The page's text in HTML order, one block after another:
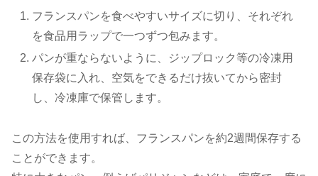
フランスパンを食べやすいサイズに切り、それぞれ
を食品用ラップで一つずつ包みます。
パンが重ならないように、ジップロック等の冷凍用
保存袋に入れ、空気をできるだけ抜いてから密封
し、冷凍庫で保管します。
この方法を使用すれば、フランスパンを約2週間保存する
ことができます。